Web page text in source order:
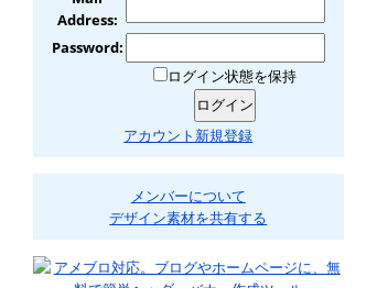
Address:
Password:
ログイン状態を保持
アカウント新規登録
メンバーについて
デザイン素材を共有する